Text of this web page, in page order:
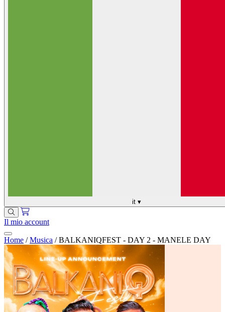
it ▾
Il mio account
Home / Musica / BALKANIQFEST - DAY 2 - MANELE DAY